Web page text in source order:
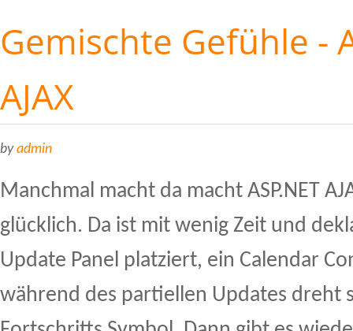
Gemischte Gefühle -
AJAX
byadmin
Manchmal macht da macht ASP.NET
glücklich. Da ist mit wenig Zeit und
Update Panel platziert, ein Calendar
während des partiellen Updates dreht